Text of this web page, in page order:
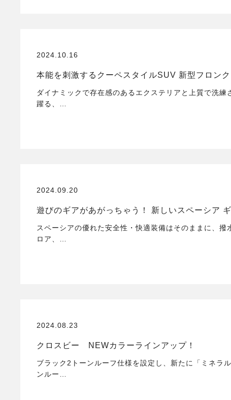
2024.10.16
本能を刺激するクーペスタイルSUV 新型フロンク
ダイナミックで存在感のあるエクステリアと上質で洗
躍る、…
2024.09.20
遊びのギアがあがっちゃう！ 新しいスペーシア
スペーシアの優れた安全性・快適装備はそのままに、
ロア、…
2024.08.23
クロスビー NEWカラーラインアップ！
ブラック2トーンルーフ仕様を設定し、新たに「ミネラ
ンルー…